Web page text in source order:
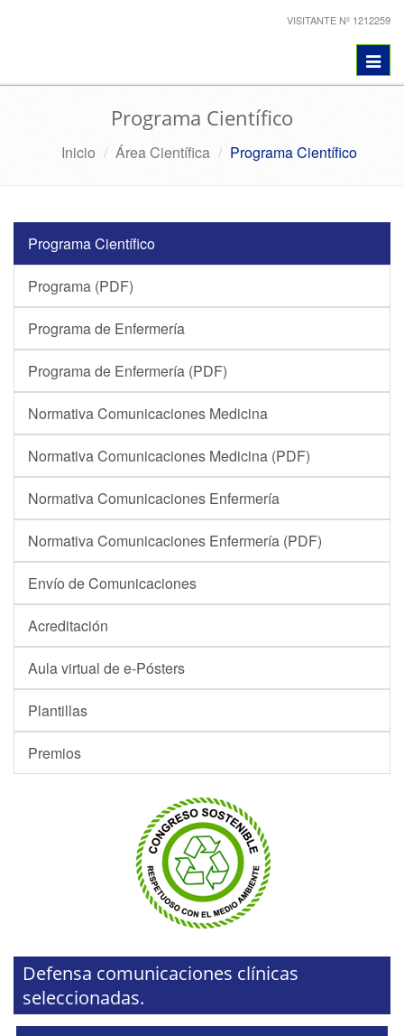
VISITANTE Nº 1212259
Programa Científico
Inicio Área Científica Programa Científico
Programa Científico
Programa (PDF)
Programa de Enfermería
Programa de Enfermería (PDF)
Normativa Comunicaciones Medicina
Normativa Comunicaciones Medicina (PDF)
Normativa Comunicaciones Enfermería
Normativa Comunicaciones Enfermería (PDF)
Envío de Comunicaciones
Acreditación
Aula virtual de e-Pósters
Plantillas
Premios
Defensa comunicaciones clínicas
seleccionadas.